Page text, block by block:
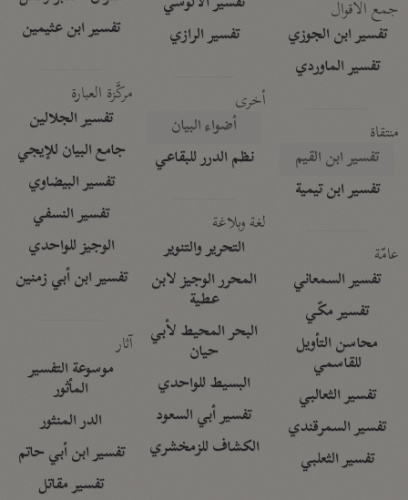
جمع الأقوال
تفسير ابن الجوزي
تفسير الماوردي
منتقاة
تفسير ابن القيم
تفسير ابن تيمية
عامّة
تفسير السمعاني
تفسير مكّي
محاسن التأويل
للقاسمي
تفسير الثعالبي
تفسير السمرقندي
تفسير الثعلبي
تفسير الرازي
أخرى
أضواء البيان
نظم الدرر للبقاعي
لغة وبلاغة
التحرير والتنوير
المحرر الوجيز لابن
عطية
البحر المحيط لأبي
حيان
البسيط للواحدي
تفسير أبي السعود
الكشاف للزمخشري
تفسير ابن عثيمين
مركَّزة العبارة
تفسير الجلالين
جامع البيان للإيجي
تفسير البيضاوي
تفسير النسفي
الوجيز للواحدي
تفسير ابن أبي زمنين
آثار
موسوعة التفسير
المأثور
الدر المنثور
تفسير ابن أبي حاتم
تفسير مقاتل